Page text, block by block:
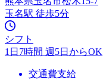
玉名駅 徒歩5分
シフト
1日7時間 週5日からOK
交通費支給